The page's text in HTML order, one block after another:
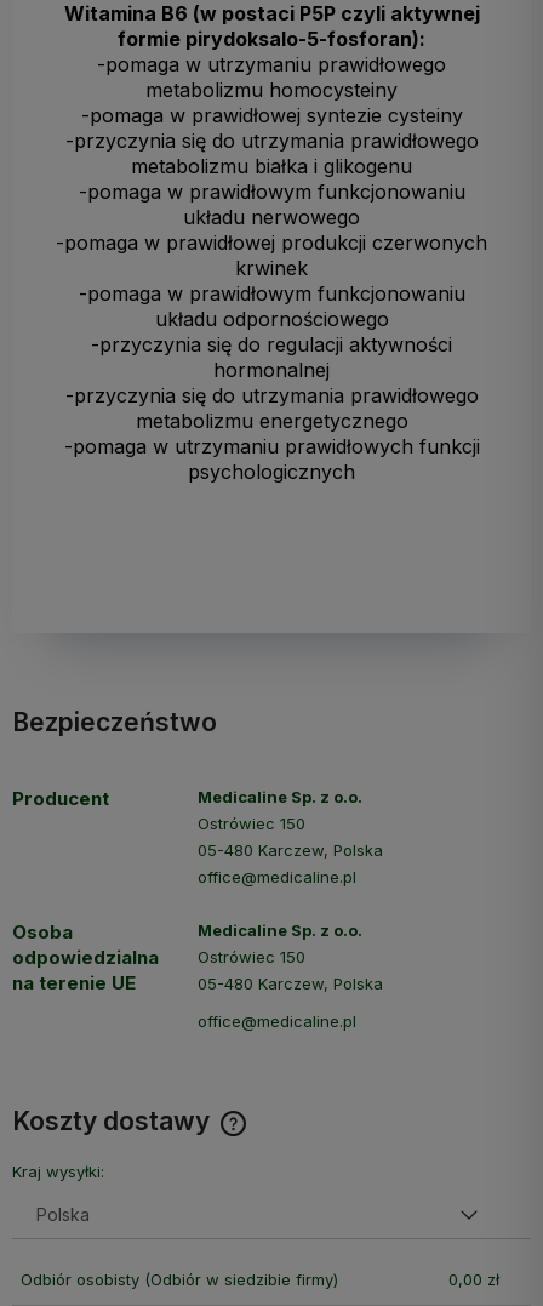
Witamina B6 (w postaci P5P czyli aktywnej
formie pirydoksalo-5-fosforan):
-pomaga w utrzymaniu prawidłowego
metabolizmu homocysteiny
-pomaga w prawidłowej syntezie cysteiny
-przyczynia się do utrzymania prawidłowego
metabolizmu białka i glikogenu
-pomaga w prawidłowym funkcjonowaniu
układu nerwowego
-pomaga w prawidłowej produkcji czerwonych
krwinek
-pomaga w prawidłowym funkcjonowaniu
układu odpornościowego
-przyczynia się do regulacji aktywności
hormonalnej
-przyczynia się do utrzymania prawidłowego
metabolizmu energetycznego
-pomaga w utrzymaniu prawidłowych funkcji
psychologicznych
Bezpieczeństwo
Producent
Medicaline Sp. z o.o.
Ostrówiec 150
05-480 Karczew, Polska
office@medicaline.pl
Osoba
odpowiedzialna
na terenie UE
Medicaline Sp. z o.o.
Ostrówiec 150
05-480 Karczew, Polska
office@medicaline.pl
Koszty dostawy
Kraj wysyłki:
Odbiór osobisty(Odbiór w siedzibie firmy) 0,00 zł